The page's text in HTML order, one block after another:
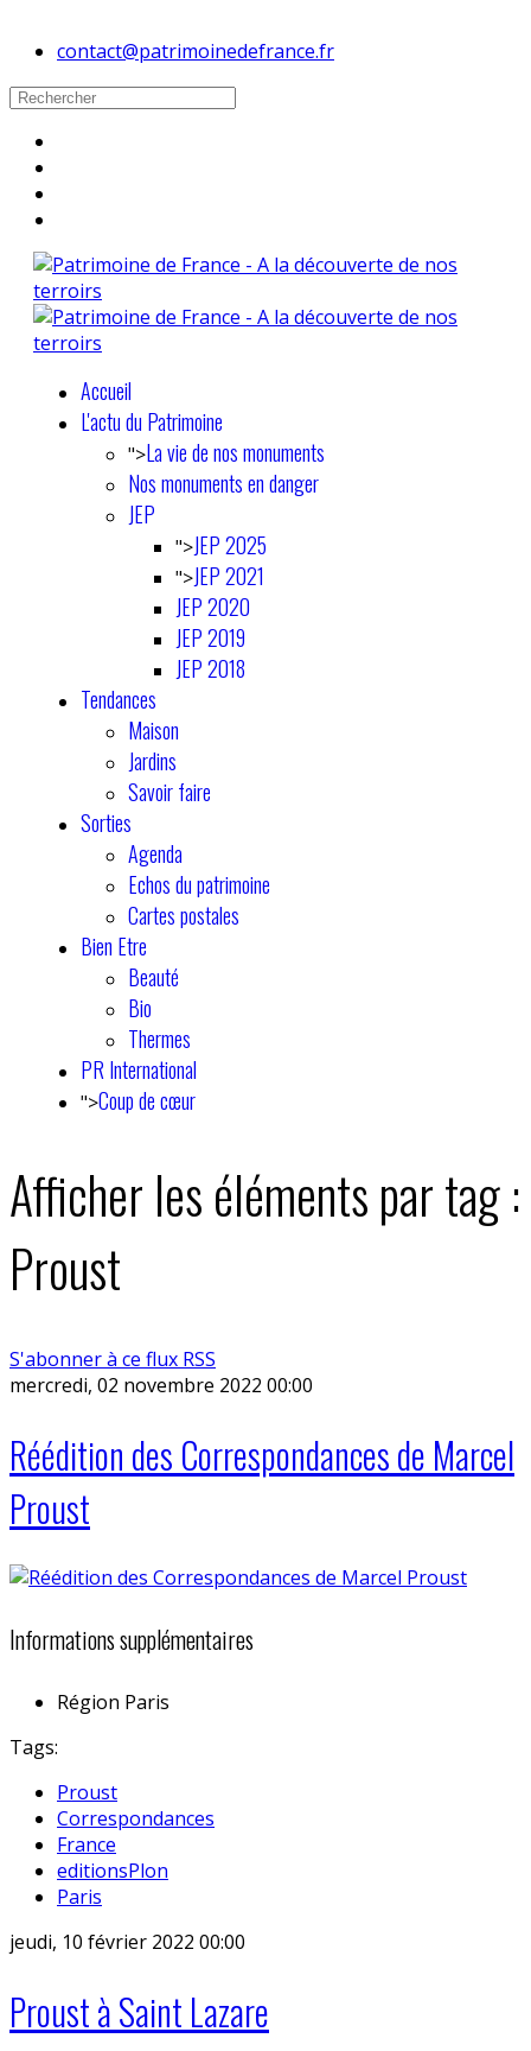
contact@patrimoinedefrance.fr
Accueil
L'actu du Patrimoine
">La vie de nos monuments
Nos monuments en danger
JEP
">JEP 2025
">JEP 2021
JEP 2020
JEP 2019
JEP 2018
Tendances
Maison
Jardins
Savoir faire
Sorties
Agenda
Echos du patrimoine
Cartes postales
Bien Etre
Beauté
Bio
Thermes
PR International
">Coup de cœur
Afficher les éléments par tag :
Proust
S'abonner à ce flux RSS
mercredi, 02 novembre 2022 00:00
Réédition des Correspondances de Marcel
Proust
Informations supplémentaires
Région Paris
Tags:
Proust
Correspondances
France
editionsPlon
Paris
jeudi, 10 février 2022 00:00
Proust à Saint Lazare